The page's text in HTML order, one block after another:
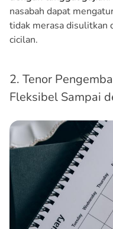
nasabah dapat
tidak merasa disulitkan
cicilan.
2. Tenor
Fleksibel Sampai